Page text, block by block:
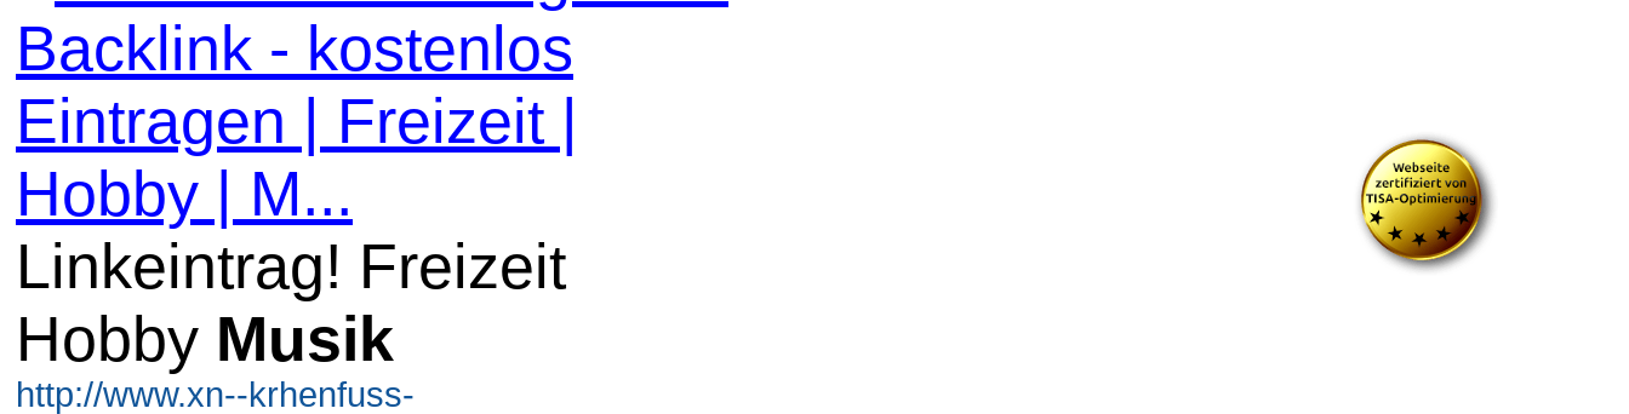
Backlink - kostenlos
Eintragen | Freizeit |
Hobby | M...
Linkeintrag! Freizeit
Hobby Musik
http://www.xn--krhenfuss-